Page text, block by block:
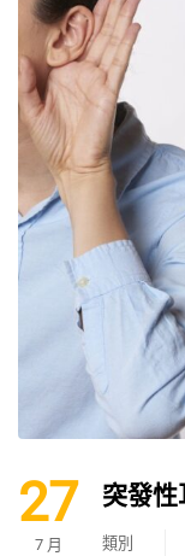
27
7 月
突發性
類別